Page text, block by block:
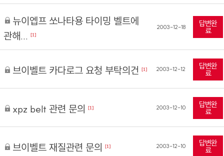
뉴이엡프 쏘나타용 타이밍 벨트에
관해...
[1]
2003-12-18 답변완
료
브이벨트 카다로그 요청 부탁의건 [1] 2003-12-12 답변완
료
xpz belt 관련 문의 [1] 2003-12-10 답변완
료
브이벨트 재질관련 문의 [1] 2003-12-10 답변완
료